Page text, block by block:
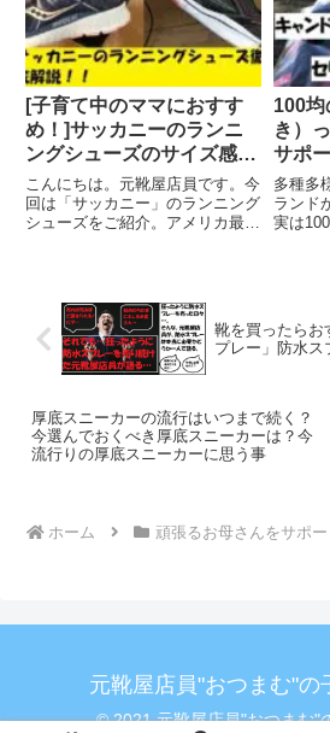
ーズがあるので元靴屋店員の私が
解説していきます。
してい
します
[子育て中のママにおすす
め！]サッカニーのランニ
ングシューズのサイズ感や
機能性などを徹底解説！実
際に買ってみた！
こんにちは。元靴屋店員です。今
回は「サッカニー」のランニング
シューズをご紹介。アメリカ最古
の機能を見る限りだと結構機能性
が高いのですよね。またデザイン
性が女性に受け入れられやすかっ
たので、子育て中のお母さんにこ
れはおおすすめだ！！ということ
グシューズを購入し、サイズ感や
クッション性等の機能についてご
紹介します。
100均
き）
サポ
ルの
多種多
ランド
実は
に購入
た。こ
の中で
インソ
みまし
靴を買ったらお
プレー」防水ス
厚底スニーカーの流行はいつまで続く？
今選んでおくべき厚底スニーカーは？今
流行りの厚底スニーカーに思う事
ホーム 頑張るお母さんをサポ
元靴屋店員"おつまむ"の
© 2021 元靴屋店員"おつまむ"